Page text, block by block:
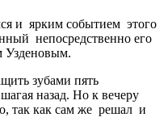
и ярким событием этого
непосредственно его
Узденовым.
зубами пять
назад. Но к вечеру
так как сам же решал и